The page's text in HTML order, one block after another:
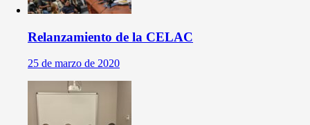
Relanzamiento de la CELAC
25 de marzo de 2020